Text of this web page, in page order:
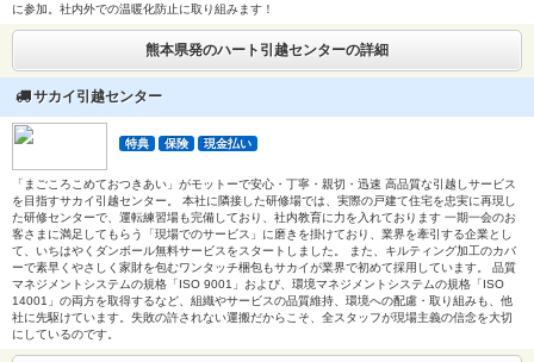
に参加。社内外での温暖化防止に取り組みます！
熊本県発のハート引越センターの詳細
サカイ引越センター
特典 保険 現金払い
「まごころこめておつきあい」がモットーで安心・丁寧・親切・迅速 高品質な引越しサービス
を目指すサカイ引越センター。 本社に隣接した研修場では、実際の戸建て住宅を忠実に再現し
た研修センターで、運転練習場も完備しており、社内教育に力を入れております 一期一会のお
客さまに満足してもらう「現場でのサービス」に磨きを掛けており、業界を牽引する企業とし
て、いちはやくダンボール無料サービスをスタートしました。 また、キルティング加工のカバ
ーで素早くやさしく家財を包むワンタッチ梱包もサカイが業界で初めて採用しています。 品質
マネジメントシステムの規格「ISO 9001」および、環境マネジメントシステムの規格「ISO
14001」の両方を取得するなど、組織やサービスの品質維持、環境への配慮・取り組みも、他
社に先駆けています。失敗の許されない運搬だからこそ、全スタッフが現場主義の信念を大切
にしているのです。